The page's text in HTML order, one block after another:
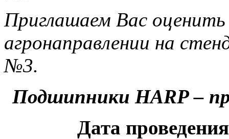
Приглашаем Вас
агронаправлении на
№3.
Подшипники HARP –
Дата